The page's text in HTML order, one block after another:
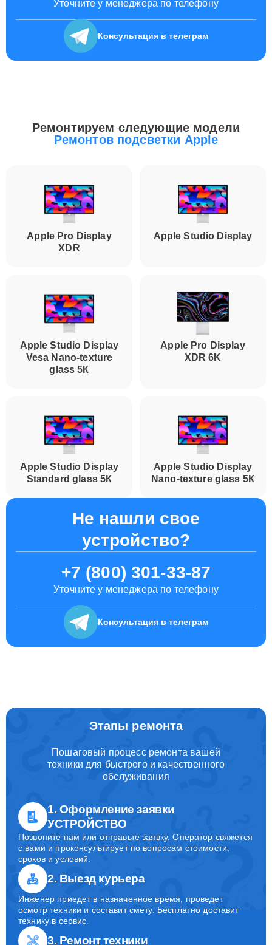
Уточните у менеджера по телефону
Консультация в телеграм
Ремонтируем следующие модели
Ремонтов подсветки Apple
Apple Pro Display
XDR
Apple Studio Display
Apple Studio Display
Vesa Nano-texture
glass 5К
Apple Pro Display
XDR 6K
Apple Studio Display
Standard glass 5К
Apple Studio Display
Nano-texture glass 5К
Не нашли свое
устройство?
+7 (800) 301-33-87
Уточните у менеджера по телефону
Консультация в телеграм
Этапы ремонта
Пошаговый процесс ремонта вашей
техники для быстрого и качественного
обслуживания
1. Оформление заявки
УСТРОЙСТВО
Позвоните нам или отправьте заявку. Оператор свяжется
с вами и проконсультирует по вопросам стоимости,
сроков и условий.
2. Выезд курьера
Инженер приедет в назначенное время, проведет
осмотр техники и составит смету. Бесплатно доставит
технику в сервис.
3. Ремонт техники